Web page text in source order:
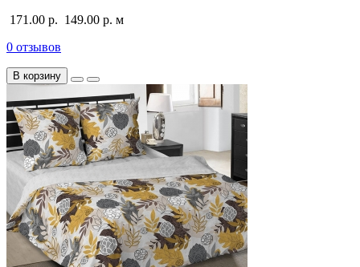
171.00 р. 149.00 р. м
0 отзывов
В корзину